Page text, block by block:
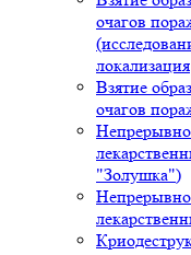
очагов
локализация
Взятие
очагов
"Золушка")